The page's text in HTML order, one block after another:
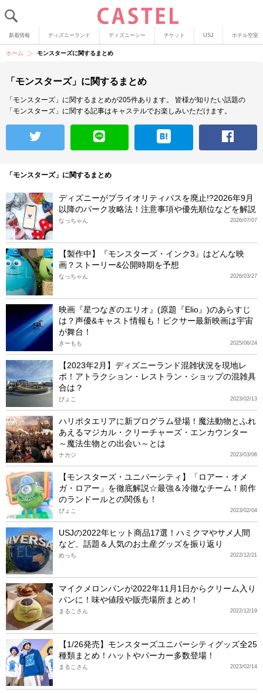
新着情報 ディズニーランド ディズニーシー チケット USJ ホテル空室
ホーム モンスターズに関するまとめ
「モンスターズ」に関するまとめ
「モンスターズ」に関するまとめが205件あります。
皆様が知りたい話題の
「モンスターズ」に関する記事はキャステルでお楽しみいただけます。
「モンスターズ」に関するまとめ
ディズニーがプライオリティパスを廃止!?2026年9月
以降のパーク攻略法！注意事項や優先順位などを解説
2026/07/07
なっちゃん
【製作中】『モンスターズ・インク3』はどんな映
画？ストーリー&公開時期を予想
2026/03/27
なっちゃん
映画『星つなぎのエリオ』(原題『Elio』)のあらすじ
は？声優&キャスト情報も！ピクサー最新映画は宇宙
が舞台！
2025/06/24
きーもも
【2023年2月】ディズニーランド混雑状況を現地レ
ポ！アトラクション・レストラン・ショップの混雑具
合は？
2023/02/13
ぴょこ
ハリポタエリアに新プログラム登場！魔法動物とふれ
あえるマジカル・クリーチャーズ・エンカウンター
～魔法生物との出会い～とは
2023/03/06
ナカジ
【モンスターズ・ユニバーシティ】「ロアー・オメ
ガ・ロアー」を徹底解説☆最強＆冷徹なチーム！前作
のランドールとの関係も！
2023/02/04
ぴょこ
USJの2022年ヒット商品17選！ハミクマやサメ人間
など、話題＆人気のお土産グッズを振り返り
2022/12/21
めっち
マイクメロンパンが2022年11月1日からクリーム入り
パンに！味や値段や販売場所まとめ！
2022/12/19
まるこさん
【1/26発売】モンスターズユニバーシティグッズ全25
種類まとめ！ハットやパーカー多数登場！
2023/02/14
まるこさん